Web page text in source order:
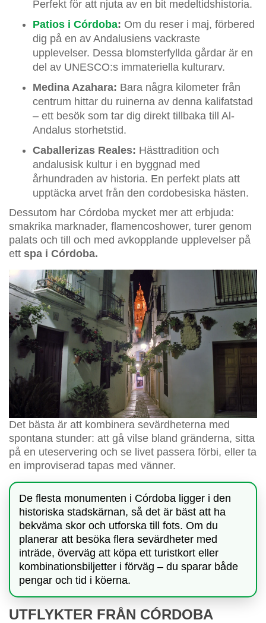
Perfekt för att njuta av en bit medeltidshistoria.
Patios i Córdoba: Om du reser i maj, förbered
dig på en av Andalusiens vackraste
upplevelser. Dessa blomsterfyllda gårdar är en
del av UNESCO:s immateriella kulturarv.
Medina Azahara: Bara några kilometer från
centrum hittar du ruinerna av denna kalifatstad
– ett besök som tar dig direkt tillbaka till Al-
Andalus storhetstid.
Caballerizas Reales: Hästtradition och
andalusisk kultur i en byggnad med
århundraden av historia. En perfekt plats att
upptäcka arvet från den cordobesiska hästen.
Dessutom har Córdoba mycket mer att erbjuda:
smakrika marknader, flamencoshower, turer genom
palats och till och med avkopplande upplevelser på
ett spa i Córdoba.
Det bästa är att kombinera sevärdheterna med
spontana stunder: att gå vilse bland gränderna, sitta
på en uteservering och se livet passera förbi, eller ta
en improviserad tapas med vänner.
De flesta monumenten i Córdoba ligger i den
historiska stadskärnan, så det är bäst att ha
bekväma skor och utforska till fots. Om du
planerar att besöka flera sevärdheter med
inträde, överväg att köpa ett turistkort eller
kombinationsbiljetter i förväg – du sparar både
pengar och tid i köerna.
UTFLYKTER FRÅN CÓRDOBA